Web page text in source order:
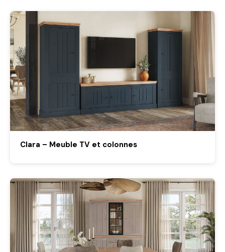
Clara – Meuble TV et colonnes